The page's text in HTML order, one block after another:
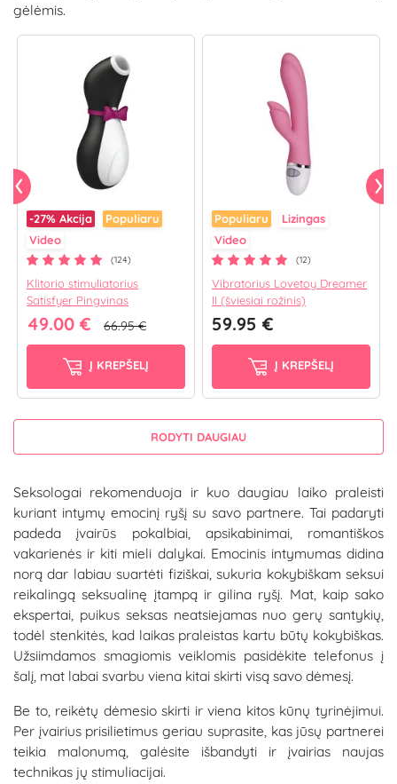
gėlėmis.
-27% Akcija
Populiaru
Video
(124)
Klitorio stimuliatorius
Satisfyer Pingvinas
49.00 € 66.95 €
Į KREPŠELĮ
Populiaru
Lizingas
Video
(12)
Vibratorius Lovetoy Dreamer
II (šviesiai rožinis)
59.95 €
Į KREPŠELĮ
RODYTI DAUGIAU
Seksologai rekomenduoja ir kuo daugiau laiko praleisti
kuriant intymų emocinį ryšį su savo partnere. Tai padaryti
padeda įvairūs pokalbiai, apsikabinimai, romantiškos
vakarienės ir kiti mieli dalykai. Emocinis intymumas didina
norą dar labiau suartėti fiziškai, sukuria kokybiškam seksui
reikalingą seksualinę įtampą ir gilina ryšį. Mat, kaip sako
ekspertai, puikus seksas neatsiejamas nuo gerų santykių,
todėl stenkitės, kad laikas praleistas kartu būtų kokybiškas.
Užsiimdamos smagiomis veiklomis pasidėkite telefonus į
šalį, mat labai svarbu viena kitai skirti visą savo dėmesį.
Be to, reikėtų dėmesio skirti ir viena kitos kūnų tyrinėjimui.
Per įvairius prisilietimus geriau suprasite, kas jūsų partnerei
teikia malonumą, galėsite išbandyti ir įvairias naujas
technikas jų stimuliacijai.